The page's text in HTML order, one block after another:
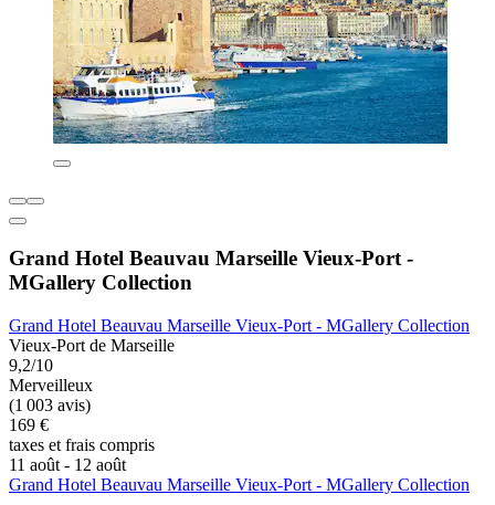
Grand Hotel Beauvau Marseille Vieux-Port -
MGallery Collection
Grand Hotel Beauvau Marseille Vieux-Port - MGallery Collection
Vieux-Port de Marseille
9,2/10
Merveilleux
(1 003 avis)
169 €
taxes et frais compris
11 août - 12 août
Grand Hotel Beauvau Marseille Vieux-Port - MGallery Collection